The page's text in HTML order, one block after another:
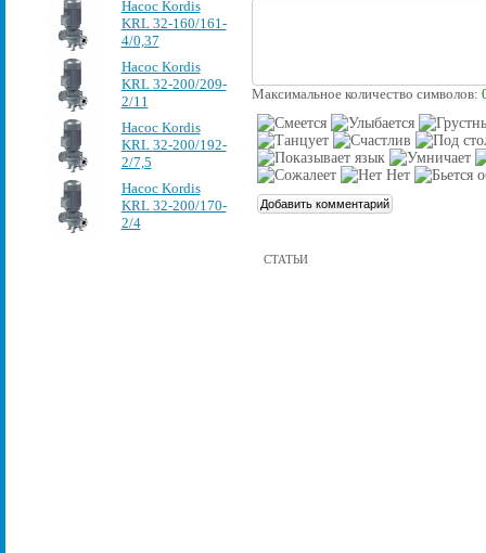
Насос Kordis
KRL 32-160/161-
4/0,37
Насос Kordis
KRL 32-200/209-
2/11
Насос Kordis
KRL 32-200/192-
2/7,5
Насос Kordis
KRL 32-200/170-
2/4
Максимальное количество символов:
СТАТЬИ